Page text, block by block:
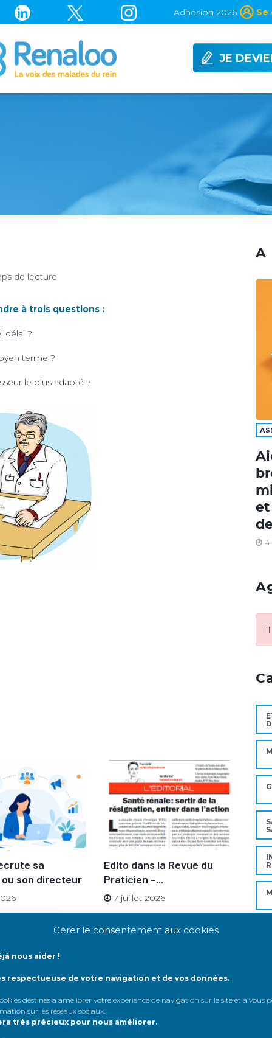
Gérer le consentement aux cookies
nous aider !
respectueuse de votre navigation et de vos données.
destinés à améliorer votre expérience de navigation sur le site et à vous
sur les réseaux sociaux
très précieux pour nous améliorer.
Adhésion 2026 Se
JE
de lecture
à trois questions :
délai ?
terme ?
le plus adapté ?
sa
son directeur
Edito dans la Revue du
Praticien –...
7 juillet 2026
obligatoires sont indiqués avec*
A
et
4